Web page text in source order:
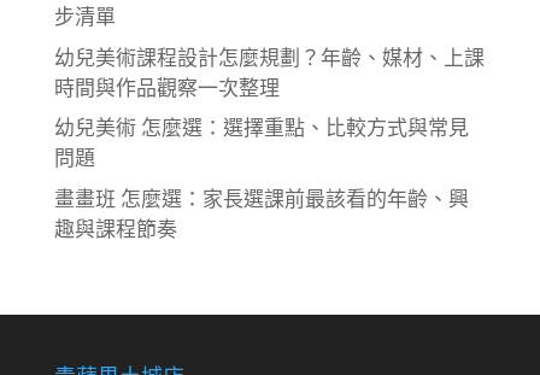
步清單
幼兒美術課程設計怎麼規劃？年齡、媒材、上課
時間與作品觀察一次整理
幼兒美術 怎麼選：選擇重點、比較方式與常見
問題
畫畫班 怎麼選：家長選課前最該看的年齡、興
趣與課程節奏